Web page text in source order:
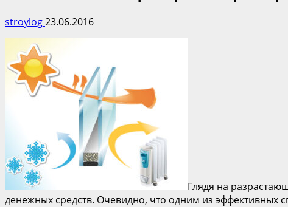
stroylog23.06.2016
Глядя на
денежных средств. Очевидно, что одним из эффективных